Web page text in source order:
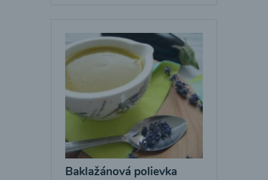
Baklažánová polievka